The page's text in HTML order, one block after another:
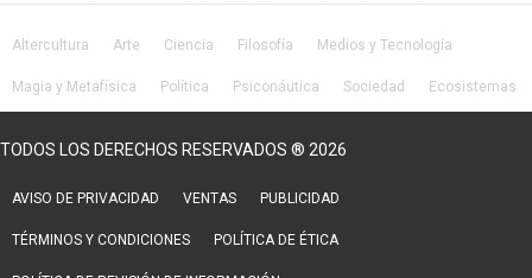
Altercultura Arte Ciencia Filosofía Medios y Tecnología
Magia y Metafísica Política Psiconáutica Sociedad Ecosistemas
TODOS LOS DERECHOS RESERVADOS ® 2026
AVISO DE PRIVACIDAD VENTAS PUBLICIDAD
TÉRMINOS Y CONDICIONES POLÍTICA DE ÉTICA